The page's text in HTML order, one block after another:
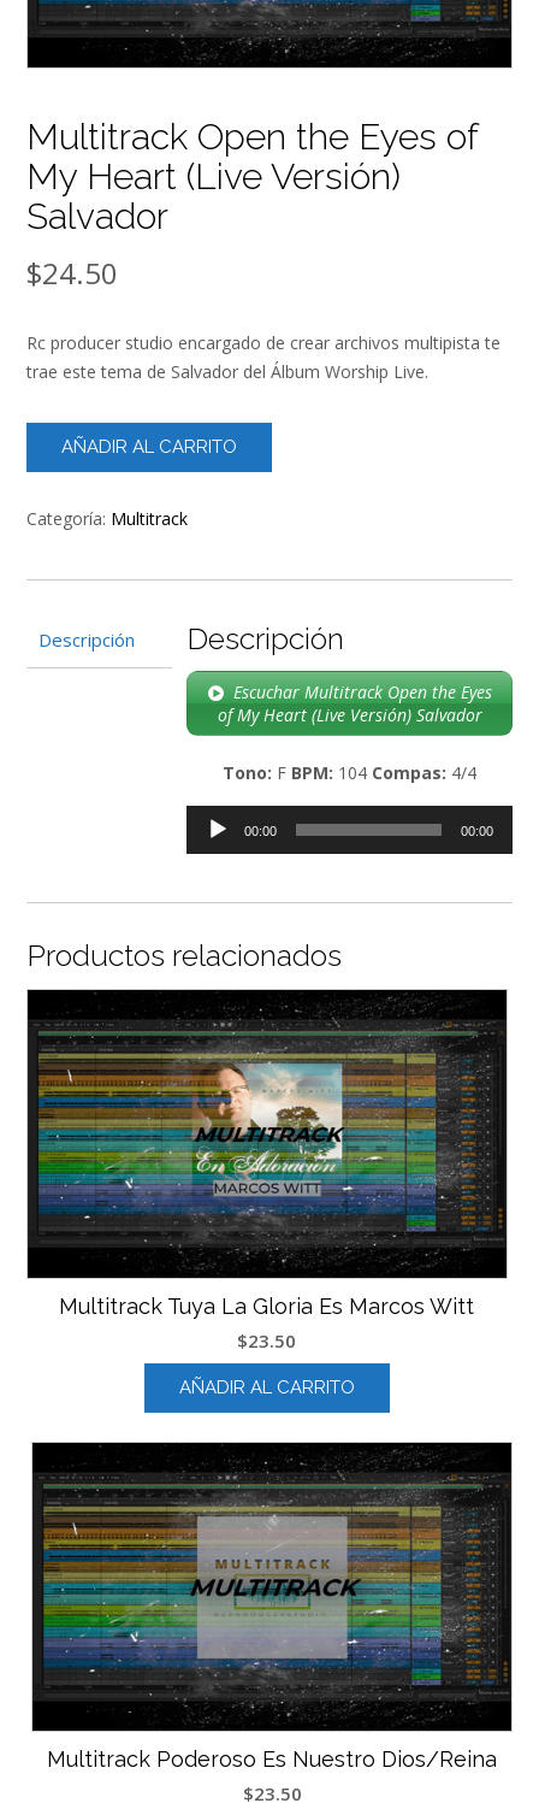
Multitrack Open the Eyes of
My Heart (Live Versión)
Salvador
$24.50
Rc producer studio encargado de crear archivos multipista te
trae este tema de Salvador del Álbum Worship Live.
Multitrack
Open
Eyes
Heart
Versión)
Salvador
AÑADIR AL CARRITO
Categoría: Multitrack
Descripción Descripción
Escuchar Multitrack Open the Eyes
of My Heart (Live Versión) Salvador
Tono: F BPM: 104 Compas: 4/4
Reproductor
00:00 00:00
Productos relacionados
Multitrack Tuya La Gloria Es Marcos Witt
$23.50
AÑADIR AL CARRITO
Multitrack Poderoso Es Nuestro Dios/Reina
$23.50